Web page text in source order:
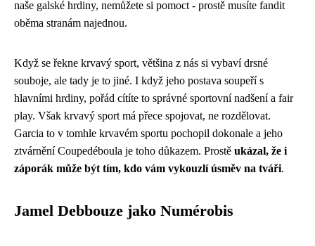
naše galské hrdiny, nemůžete si pomoct - prostě musíte fandit
oběma stranám najednou.
Když se řekne krvavý sport, většina z nás si vybaví drsné
souboje, ale tady je to jiné. I když jeho postava soupeří s
hlavními hrdiny, pořád cítíte to správné sportovní nadšení a fair
play. Však krvavý sport má přece spojovat, ne rozdělovat.
Garcia to v tomhle krvavém sportu pochopil dokonale a jeho
ztvárnění Coupedéboula je toho důkazem. Prostě ukázal, že i
záporák může být tím, kdo vám vykouzlí úsměv na tváři.
Jamel Debbouze jako Numérobis